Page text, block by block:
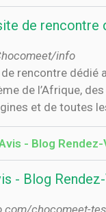
de rencontre
info
rencontre dédié
de l’Afrique,
et de toutes
- Blog Rendez-
- Blog
chocomeet-